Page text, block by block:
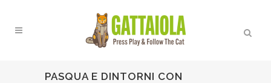
PASQUA E DINTORNI CON